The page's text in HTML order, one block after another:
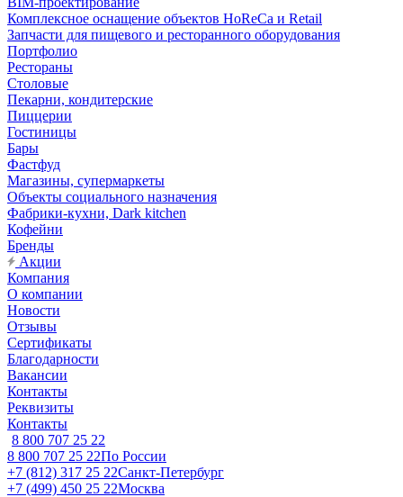
Комплексное оснащение объектов HoReCa и Retail
Запчасти для пищевого и ресторанного оборудования
Портфолио
Рестораны
Столовые
Пекарни, кондитерские
Пиццерии
Гостиницы
Бары
Фастфуд
Магазины, супермаркеты
Объекты социального назначения
Фабрики-кухни, Dark kitchen
Кофейни
Бренды
Акции
Компания
О компании
Новости
Отзывы
Сертификаты
Благодарности
Вакансии
Контакты
Реквизиты
Контакты
8 800 707 25 22
8 800 707 25 22По России
+7 (812) 317 25 22Санкт-Петербург
+7 (499) 450 25 22Москва